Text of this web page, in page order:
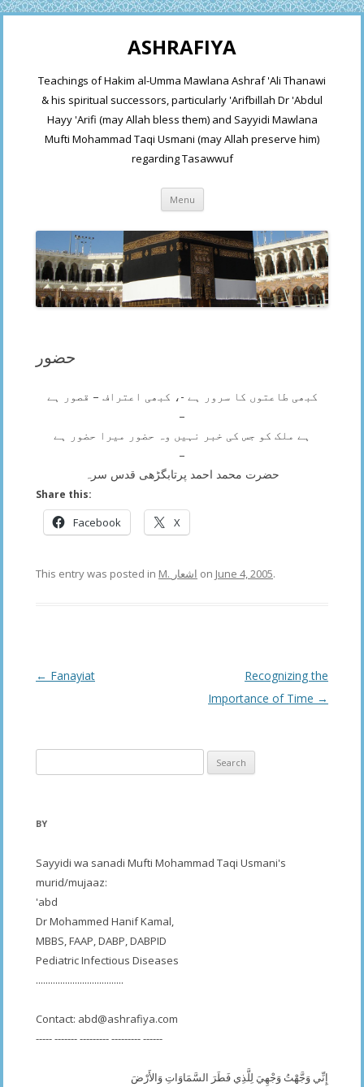
ASHRAFIYA
Teachings of Hakim al-Umma Mawlana Ashraf 'Ali Thanawi
& his spiritual successors, particularly 'Arifbillah Dr 'Abdul
Hayy 'Arifi (may Allah bless them) and Sayyidi Mawlana
Mufti Mohammad Taqi Usmani (may Allah preserve him)
regarding Tasawwuf
Menu Skip
content
حضور
کبھی طاعتوں کا سرور ہے -، کبھی اعتراف – قصور ہے
–
ہے ملک کو جس کی خبر نہیں وہ حضور میرا حضور ہے
–
حضرت محمد احمد پرتابگڑھی قدس سرہ
Share this:
Facebook X
This entry was posted in M. اشعار on June 4, 2005.
Post
← Fanayiat
Recognizing the
Importance of Time →
for:
BY
Sayyidi wa sanadi Mufti Mohammad Taqi Usmani's
murid/mujaaz:
'abd
Dr Mohammed Hanif Kamal,
MBBS, FAAP, DABP, DABPID
Pediatric Infectious Diseases
....................................
Contact: abd@ashrafiya.com
----- ------- --------- --------- ------
إِنِّي وَجَّهْتُ وَجْهِيَ لِلَّذِي فَطَرَ السَّمَاوَاتِ وَالأَرْضَ